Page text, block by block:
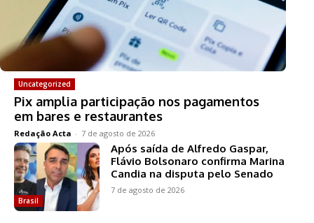
Uncategorized
Pix amplia participação nos pagamentos
em bares e restaurantes
Redação Acta - 7 de agosto de 2026
Brasil
Após saída de Alfredo Gaspar,
Flávio Bolsonaro confirma Marina
Candia na disputa pelo Senado
7 de agosto de 2026